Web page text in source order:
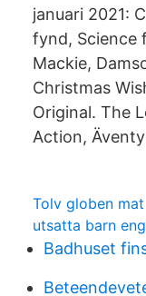
januari 2021:
fynd, Science
Mackie,
Christmas
Original. The
Action,
Tolv globen mat
utsatta barn
Badhuset